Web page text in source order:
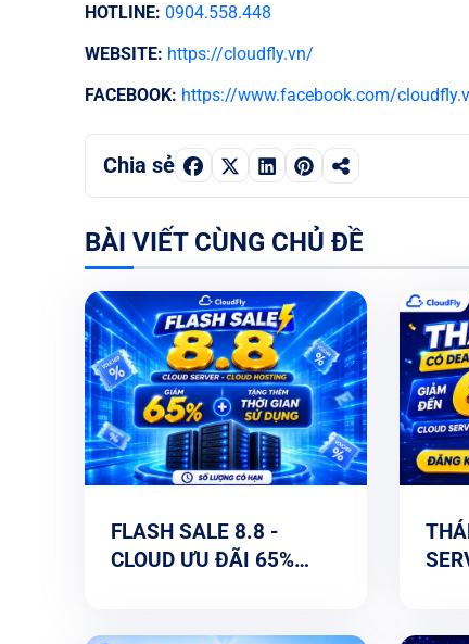
HOTLINE: 0904.558.448
WEBSITE: https://cloudfly.vn/
FACEBOOK: https://www.facebook.com/
Chia sẻ
BÀI VIẾT CÙNG CHỦ ĐỀ
FLASH SALE 8.8 -
CLOUD ƯU ĐÃI 65%